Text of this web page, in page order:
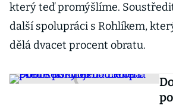
který teď promýšlíme.
další spolupráci s Rohlíkem,
dělá dvacet procent obratu.